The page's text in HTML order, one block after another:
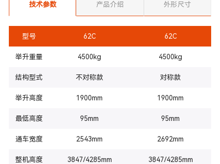
技术参数 产品介绍 外形尺寸
型号 62C 62C
举升重量 4500kg 4500kg
结构型式 不对称款 对称款
举升高度 1900mm 1900mm
最低高度 95mm 95mm
通车宽度 2543mm 2692mm
整机高度 3847/4285mm 3847/4285mm